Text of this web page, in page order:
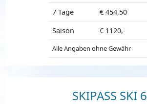
7 Tage
€ 454,50
Saison
€ 1120,-
Alle Angaben ohne Gewähr
SKIPASS SKI 6